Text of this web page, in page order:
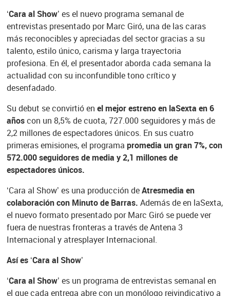
‘Cara al Show’ es el nuevo programa semanal de
entrevistas presentado por Marc Giró, una de las caras
más reconocibles y apreciadas del sector gracias a su
talento, estilo único, carisma y larga trayectoria
profesiona. En él, el presentador aborda cada semana la
actualidad con su inconfundible tono crítico y
desenfadado.
Su debut se convirtió en el mejor estreno en laSexta en 6
añoscon un 8,5% de cuota, 727.000 seguidores y más de
2,2 millones de espectadores únicos. En sus cuatro
primeras emisiones, el programa promedia un gran 7%, con
572.000 seguidores de media y 2,1 millones de
espectadores únicos.
‘Cara al Show’ es una producción deAtresmedia en
colaboración con Minuto de Barras. Además de en laSexta,
el nuevo formato presentado por Marc Giró se puede ver
fuera de nuestras fronteras a través de Antena 3
Internacional y atresplayer Internacional.
Así es ‘Cara al Show’
‘Cara al Show’ es un programa de entrevistas semanal en
el que cada entrega abre con un monólogo reivindicativo a